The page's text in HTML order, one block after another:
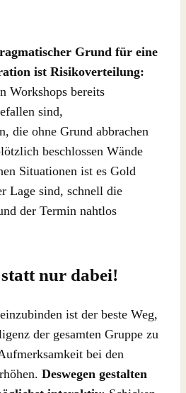
Grund für eine
ist Risikoverteilung:
Workshops bereits
sind,
die ohne Grund abbrachen
beschlossen Wände
Situationen ist es Gold
Lage sind, schnell die
der Termin nahtlos
nur dabei!
ist der beste Weg,
der gesamten Gruppe zu
bei den
Deswegen gestalten